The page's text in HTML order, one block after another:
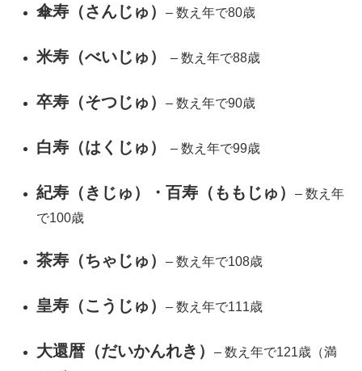
傘寿（さんじゅ）– 数え年で80歳
米寿（べいじゅ）– 数え年で88歳
卒寿（そつじゅ）– 数え年で90歳
白寿（はくじゅ）– 数え年で99歳
紀寿（きじゅ）・百寿（ももじゅ）– 数え年
で100歳
茶寿（ちゃじゅ）– 数え年で108歳
皇寿（こうじゅ）– 数え年で111歳
大還暦（だいかんれき）– 数え年で121歳（満